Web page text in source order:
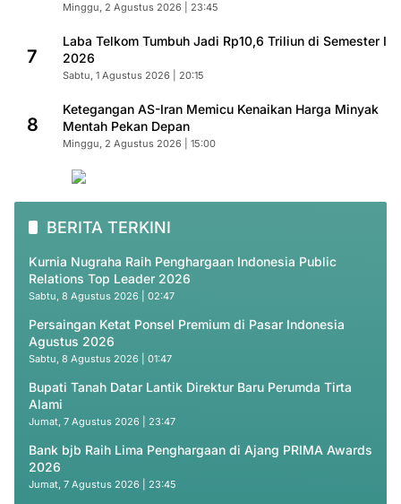
Minggu, 2 Agustus 2026 | 23:45
7
Laba Telkom Tumbuh Jadi Rp10,6 Triliun di Semester I
2026
Sabtu, 1 Agustus 2026 | 20:15
8
Ketegangan AS-Iran Memicu Kenaikan Harga Minyak
Mentah Pekan Depan
Minggu, 2 Agustus 2026 | 15:00
BERITA TERKINI
Kurnia Nugraha Raih Penghargaan Indonesia Public
Relations Top Leader 2026
Sabtu, 8 Agustus 2026 | 02:47
Persaingan Ketat Ponsel Premium di Pasar Indonesia
Agustus 2026
Sabtu, 8 Agustus 2026 | 01:47
Bupati Tanah Datar Lantik Direktur Baru Perumda Tirta
Alami
Jumat, 7 Agustus 2026 | 23:47
Bank bjb Raih Lima Penghargaan di Ajang PRIMA Awards
2026
Jumat, 7 Agustus 2026 | 23:45